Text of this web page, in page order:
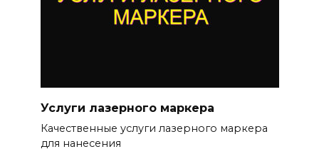
Услуги лазерного маркера
Качественные услуги лазерного маркера
для нанесения